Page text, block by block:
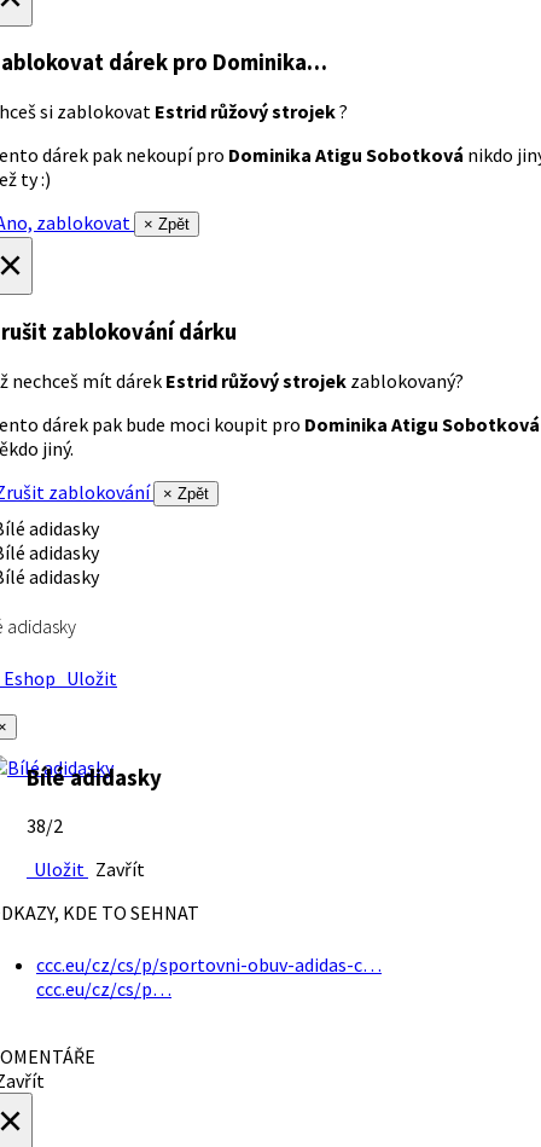
dárek pro Dominika…
si zablokovat Estrid růžový strojek?
dárek pak nekoupí pro Dominika Atigu Sobotková nikdo
ty :)
zablokovat
× Zpět
zablokování dárku
nechceš mít dárek Estrid růžový strojek zablokovaný?
dárek pak bude moci koupit pro Dominika Atigu Sobotková
jiný.
zablokování
× Zpět
adidasky
Uložit
Bílé adidasky
38/2
Uložit Zavřít
KDE TO SEHNAT
ccc.eu/cz/cs/p/sportovni-obuv-adidas-c…
ccc.eu/cz/cs/p…